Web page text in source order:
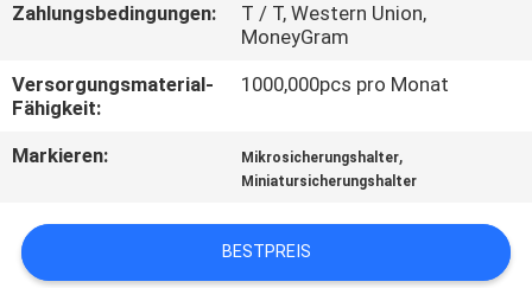
MIT
UNS
IN
VERBINDUNG
NACHRICHTEN
Zahlungsbedingungen:
T / T, Western Union,
MoneyGram
Versorgungsmaterial-
Fähigkeit:
1000,000pcs pro Monat
Markieren: Mikrosicherungshalter,
Miniatursicherungshalter
BESTPREIS